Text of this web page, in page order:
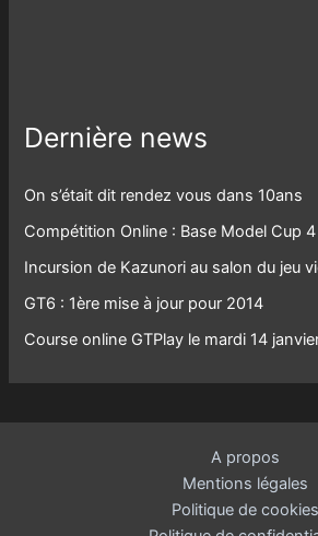
Dernière news
On s’était dit rendez vous dans 10ans
Compétition Online : Base Model Cup 4
Incursion de Kazunori au salon du jeu
GT6 : 1ère mise à jour pour 2014
Course online GTPlay le mardi 14
A propos
Mentions légales
Politique de cookies